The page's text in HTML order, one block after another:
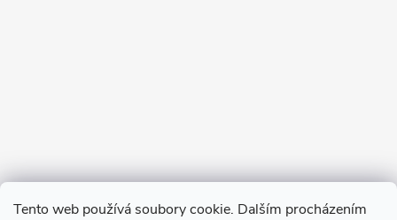
Tento web používá soubory cookie. Dalším procházením